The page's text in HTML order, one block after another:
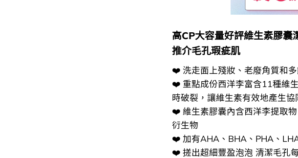
高CP大容量好評維生素膠囊
推介毛孔瑕疵肌
❤️ 洗走面上殘妝、老廢角質和多
❤️ 重點成份西洋李富含11種維
時破裂，讓維生素有效地產生
❤️ 維生素膠囊內含西洋李提取
𧗠生物
❤️ 加有AHA、BHA、PHA、
❤️ 搓出超細豐盈泡泡 清潔毛孔